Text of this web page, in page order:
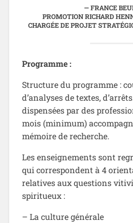
FRANCE
PROMOTION RICHARD
CHARGÉE DE PROJET
Programme :
Structure du programme :
d’analyses de textes,
dispensées par des
mois (minimum)
mémoire de recherche.
Les enseignements sont
qui correspondent à 4
relatives aux questions
spiritueux :
– La culture générale